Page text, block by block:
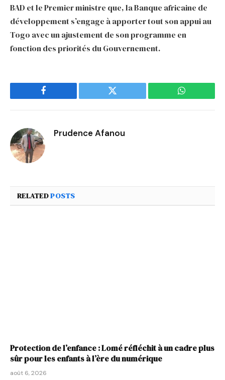
BAD et le Premier ministre que, la Banque africaine de
développement s’engage à apporter tout son appui au
Togo avec un ajustement de son programme en
fonction des priorités du Gouvernement.
Facebook Twitter WhatsApp
Prudence Afanou
RELATEDPOSTS
Protection de l’enfance : Lomé réfléchit à un cadre plus
sûr pour les enfants à l’ère du numérique
août 6, 2026